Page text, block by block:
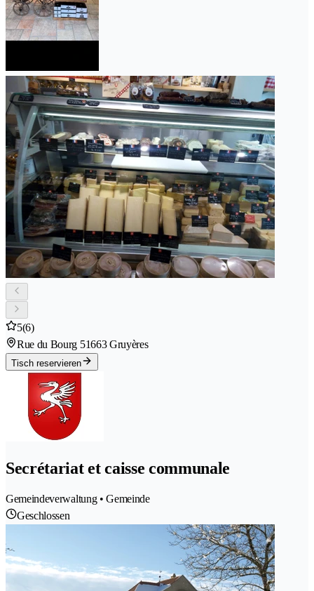
5(6)
Rue du Bourg 51663 Gruyères
Tisch reservieren
Secrétariat et caisse communale
Gemeindeverwaltung • Gemeinde
Geschlossen